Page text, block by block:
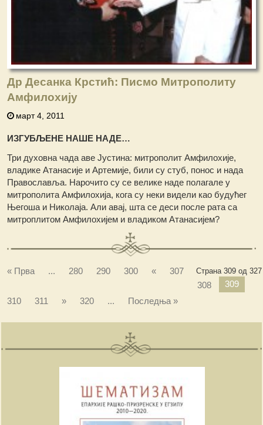
Др Десанка Крстић: Писмо Митрополиту
Амфилохију
март 4, 2011
ИЗГУБЉЕНЕ НАШЕ НАДЕ…
Три духовна чада аве Јустина: митрополит Амфилохије,
владике Атанасије и Артемије, били су стуб, понос и нада
Православља. Нарочито су се велике наде полагале у
митрополита Амфилохија, кога су неки видели као будућег
Његоша и Николаја. Али авај, шта се деси после рата са
митроплитом Амфилохијем и владиком Атанасијем?
Страна 309 од 327
« Прва ... 280 290 300 «
307
308
309
310
311 » 320 ... Последња »